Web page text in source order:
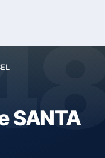
SANTA